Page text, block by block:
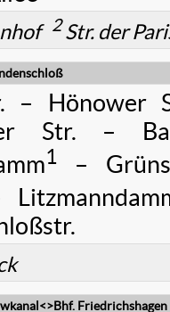
2Str. der
– Hönower
Str. –
1 –
Friedrichshagen